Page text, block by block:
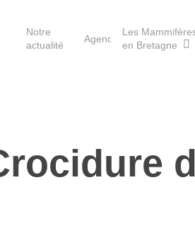
Les Havres de paix
Notre
actualité
Agenda
Les
en Bretagne